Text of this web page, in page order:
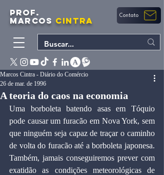
PROF.
MARCOS CINTRA Contato
A teoria do caos na economia
Marcos Cintra - Diário do Comércio
26 de mar. de 1996
Uma borboleta batendo asas em Tóquio
pode causar um furacão em Nova York, sem
que ninguém seja capaz de traçar o caminho
de volta do furacão até a borboleta japonesa.
Também, jamais conseguiremos prever com
exatidão as condições meteorológicas de